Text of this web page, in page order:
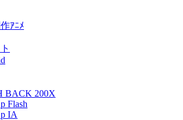
心とした動画紹介ブログ
ｱﾆﾒ
BACK 200X
Flash
IA